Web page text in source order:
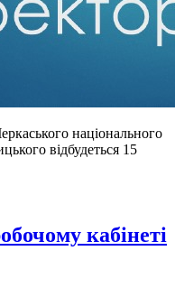
національного
відбудеться 15
кабінеті